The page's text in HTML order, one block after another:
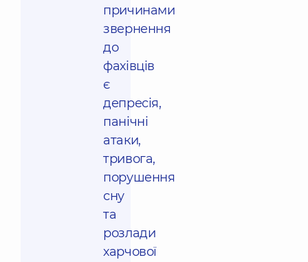
причинами
звернення
до
фахівців
є
депресія,
панічні
атаки,
тривога,
порушення
сну
та
розлади
харчової